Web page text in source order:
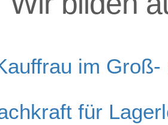
im Groß-
für